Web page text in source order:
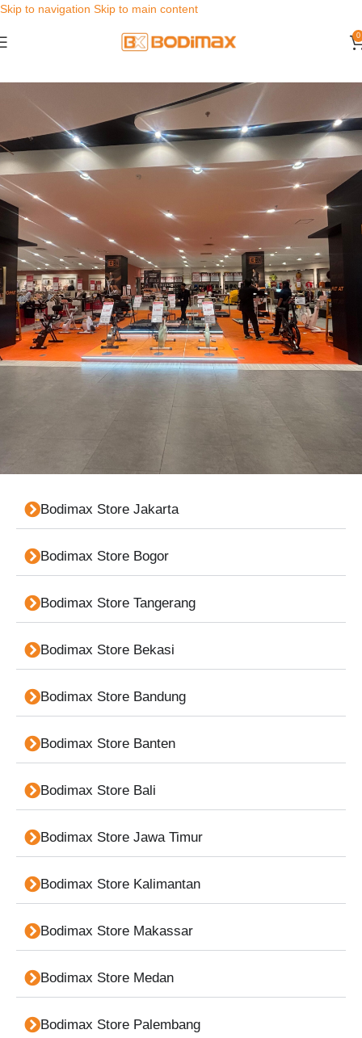
Skip to navigation Skip to main content
0
Bodimax Store Jakarta
Bodimax Store Bogor
Bodimax Store Tangerang
Bodimax Store Bekasi
Bodimax Store Bandung
Bodimax Store Banten
Bodimax Store Bali
Bodimax Store Jawa Timur
Bodimax Store Kalimantan
Bodimax Store Makassar
Bodimax Store Medan
Bodimax Store Palembang